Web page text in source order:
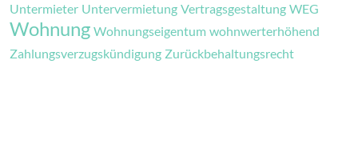
Untermieter Untervermietung Vertragsgestaltung WEG
Wohnung Wohnungseigentum wohnwerterhöhend
Zahlungsverzugskündigung Zurückbehaltungsrecht